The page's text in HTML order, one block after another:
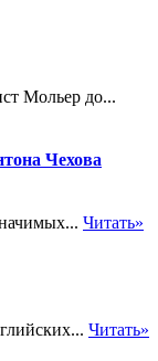
Мольер до...
Чехова
Читать»
Читать»